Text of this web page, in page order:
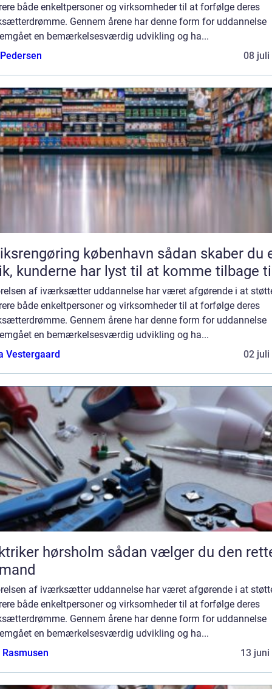
både enkeltpersoner og virksomheder til at forfølge deres
Gennem årene har denne form for uddannelse
en bemærkelsesværdig udvikling og ha...
08 juli
københavn sådan skaber du en
kunderne har lyst til at komme tilbage
af iværksætter uddannelse har været afgørende i at
både enkeltpersoner og virksomheder til at forfølge deres
Gennem årene har denne form for uddannelse
en bemærkelsesværdig udvikling og ha...
Vestergaard
02 juli
hørsholm sådan vælger du den rette
af iværksætter uddannelse har været afgørende i at
både enkeltpersoner og virksomheder til at forfølge deres
Gennem årene har denne form for uddannelse
en bemærkelsesværdig udvikling og ha...
13 juni